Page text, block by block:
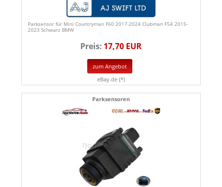
Parksensor für Mini Countryman F60 2017-2024 Clubman F54 2015-
2023 Schwarz BMW
Preis: 17,70 EUR
zum Angebot
eBay.de (*)
Parksensoren